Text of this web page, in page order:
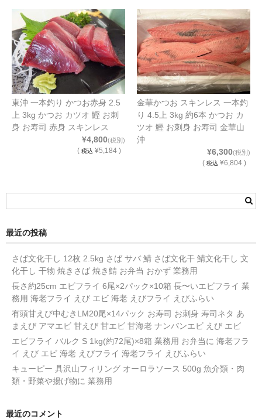
東沖 一本釣り かつお赤身 2.5
上 3kg かつお カツオ 鰹 お刺
身 お寿司 赤身 スキンレス
¥4,800(税別)
( 税込 ¥5,184 )
金華かつお スキンレス 一本釣
り 4.5上 3kg 約6本 かつお カ
ツオ 鰹 お刺身 お寿司 金華山
沖
¥6,300(税別)
( 税込 ¥6,804 )
最近の投稿
さば文化干し 12枚 2.5kg さば サバ 鯖 さば文化干 鯖文化干し 文
化干し 干物 焼きさば 焼き鯖 お弁当 おかず 業務用
長さ約25cm エビフライ 6尾×2パック×10箱 長〜いエビフライ 業
務用 海老フライ えび エビ 海老 えびフライ えびふらい
有頭甘えび中むきLM20尾×14パック お寿司 お刺身 寿司ネタ あ
まえび アマエビ 甘えび 甘エビ 甘海老 ナンバンエビ えび エビ
エビフライ バルク S 1kg(約72尾)×8箱 業務用 お弁当に 海老フラ
イ えび エビ 海老 えびフライ 海老フライ えびふらい
キューピー 具沢山フィリング オーロラソース 500g 魚介類・肉
類・野菜や揚げ物に 業務用
最近のコメント